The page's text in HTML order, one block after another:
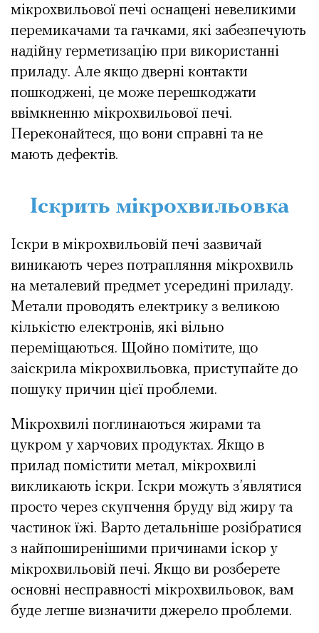
мікрохвильової печі оснащені невеликими
перемикачами та гачками, які забезпечують
надійну герметизацію при використанні
приладу. Але якщо дверні контакти
пошкоджені, це може перешкоджати
ввімкненню мікрохвильової печі.
Переконайтеся, що вони справні та не
мають дефектів.
Іскрить мікрохвильовка
Іскри в мікрохвильовій печі зазвичай
виникають через потрапляння мікрохвиль
на металевий предмет усередині приладу.
Метали проводять електрику з великою
кількістю електронів, які вільно
переміщаються. Щойно помітите, що
заіскрила мікрохвильовка, приступайте до
пошуку причин цієї проблеми.
Мікрохвилі поглинаються жирами та
цукром у харчових продуктах. Якщо в
прилад помістити метал, мікрохвилі
викликають іскри. Іскри можуть з’являтися
просто через скупчення бруду від жиру та
частинок їжі. Варто детальніше розібратися
з найпоширенішими причинами іскор у
мікрохвильовій печі. Якщо ви розберете
основні несправності мікрохвильовок, вам
буде легше визначити джерело проблеми.